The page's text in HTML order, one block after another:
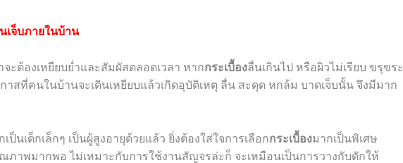
เจ็บภายในบ้าน
จะต้องเหยียบย่ำและสัมผัสตลอดเวลา หากกระเบื้องลื่นเกินไป หรือผิวไม่เรียบ ขรุขระ
าสที่คนในบ้านจะเดินเหยียบแล้วเกิดอุบัติเหตุ ลื่น สะดุด หกล้ม บาดเจ็บนั้น จึงมีมาก
นเด็กเล็กๆ เป็นผู้สูงอายุด้วยแล้ว ยิ่งต้องใส่ใจการเลือกกระเบื้องมากเป็นพิเศษ
ภาพมากพอ ไม่เหมาะกับการใช้งานสัญจรล่ะก็ จะเหมือนเป็นการวางกับดักให้